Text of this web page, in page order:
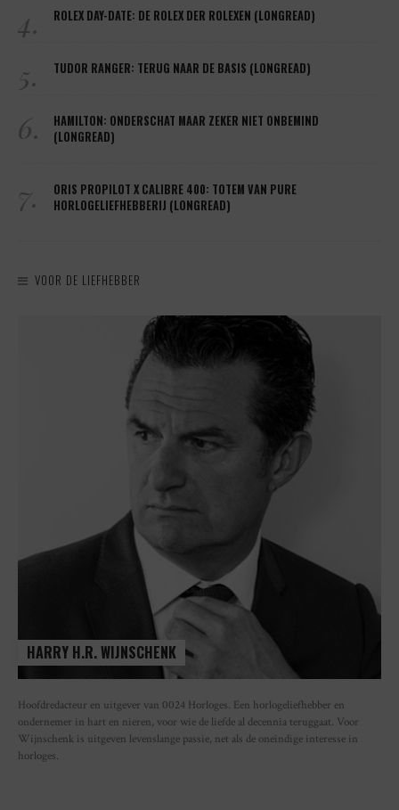
4. ROLEX DAY-DATE: DE ROLEX DER ROLEXEN (LONGREAD)
5. TUDOR RANGER: TERUG NAAR DE BASIS (LONGREAD)
6.
HAMILTON: ONDERSCHAT MAAR ZEKER NIET ONBEMIND
(LONGREAD)
7.
ORIS PROPILOT X CALIBRE 400: TOTEM VAN PURE
HORLOGELIEFHEBBERIJ (LONGREAD)
VOOR DE LIEFHEBBER
HARRY H.R. WIJNSCHENK
Hoofdredacteur en uitgever van 0024 Horloges. Een horlogeliefhebber en
ondernemer in hart en nieren, voor wie de liefde al decennia teruggaat. Voor
Wijnschenk is uitgeven levenslange passie, net als de oneindige interesse in
horloges.